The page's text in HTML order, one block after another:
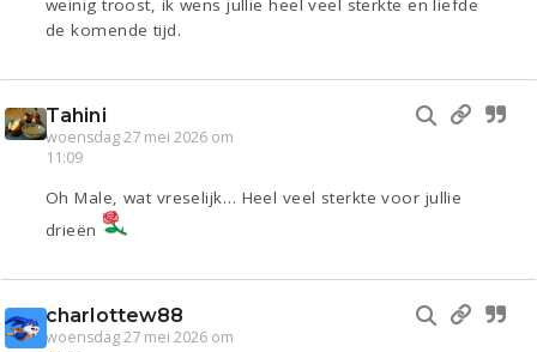
weinig troost, ik wens jullie heel veel sterkte en liefde
de komende tijd.
Tahini
woensdag 27 mei 2026 om
11:09
Oh Male, wat vreselijk… Heel veel sterkte voor jullie
drieën
charlottew88
woensdag 27 mei 2026 om